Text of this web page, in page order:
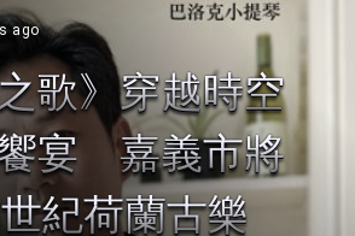
ago
之歌》穿越時空
宴 嘉義市將
紀荷蘭古樂